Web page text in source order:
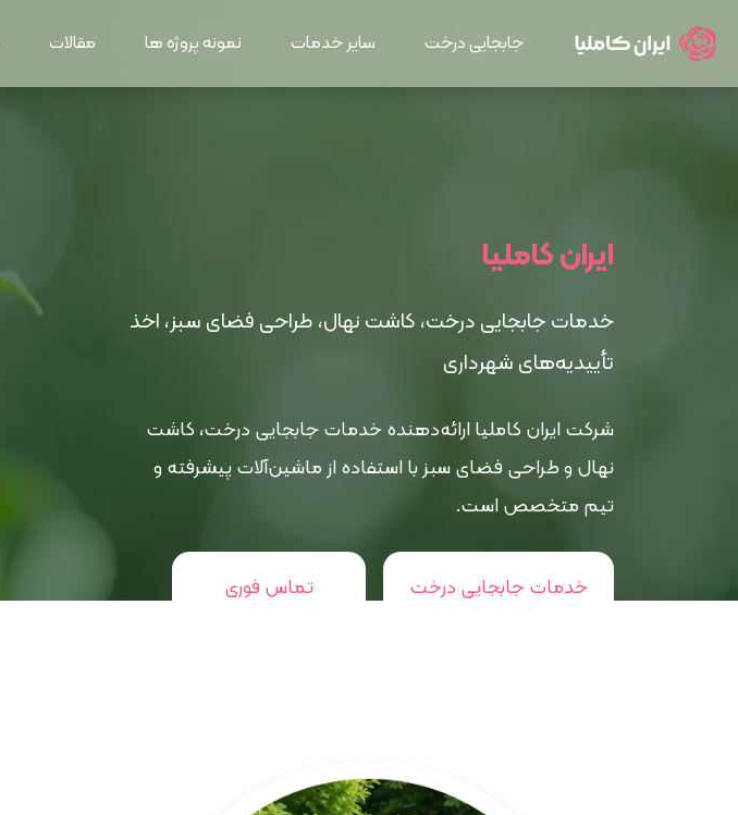
جابجایی درخت سایر خدمات نمونه پروژه ها مقالات
ایران کاملیا
خدمات جابجایی درخت، کاشت نهال، طراحی فضای سبز، اخذ
تأییدیه‌های شهرداری
شرکت ایران کاملیا ارائه‌دهنده خدمات جابجایی درخت، کاشت
نهال و طراحی فضای سبز با استفاده از ماشین‌آلات پیشرفته و
تیم متخصص است.
خدمات جابجایی درخت تماس فوری